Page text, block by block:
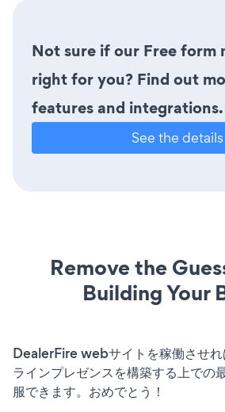
Not sure if our Free form
right for you? Find out
features and integrations.
See the details
Remove the
Building Your
DealerFire webサイトを稼働させれ
ラインプレゼンスを構築する上での
服できます。おめでとう！